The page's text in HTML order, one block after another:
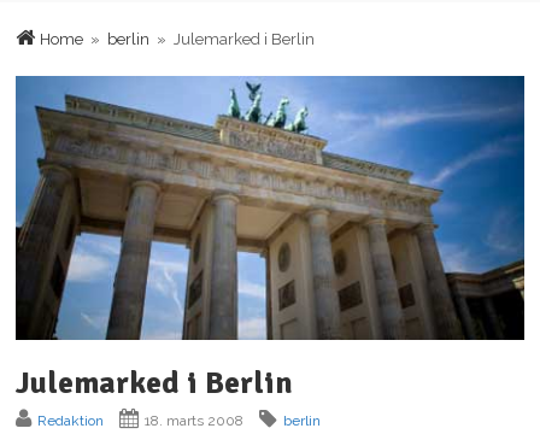
Home » berlin » Julemarked i Berlin
Julemarked i Berlin
Redaktion 18. marts 2008 berlin